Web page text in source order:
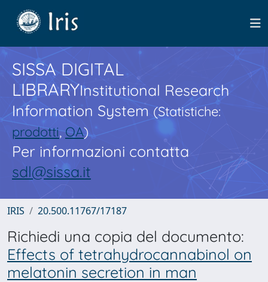
SISSA DIGITAL
LIBRARYInstitutional Research
Information System(Statistiche:
prodotti,OA)
Per informazioni contatta
sdl@sissa.it
IRIS 20.500.11767/17187
Richiedi una copia del documento:
Effects of tetrahydrocannabinol on
melatonin secretion in man